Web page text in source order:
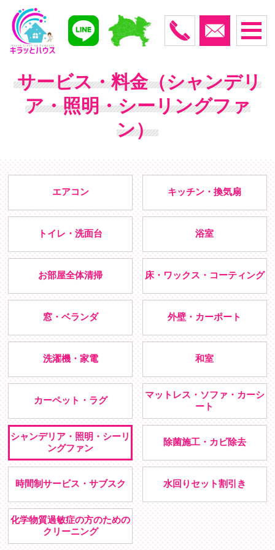
サービス・料金（シャンデリ
ア・照明・シーリングファ
ン）
エアコン キッチン・換気扇
トイレ・洗面台 浴室
お部屋全体清掃 床・ワックス・コーティング
窓・ベランダ 外壁・カーポート
洗濯機・家電 和室
カーペット・ラグ
マットレス・ソファ・カーシ
ート
シャンデリア・照明・シーリ
ングファン
除菌施工・カビ除去
時間制サービス・サブスク 水回りセット割引き
化学物質過敏症の方のための
クリーニング